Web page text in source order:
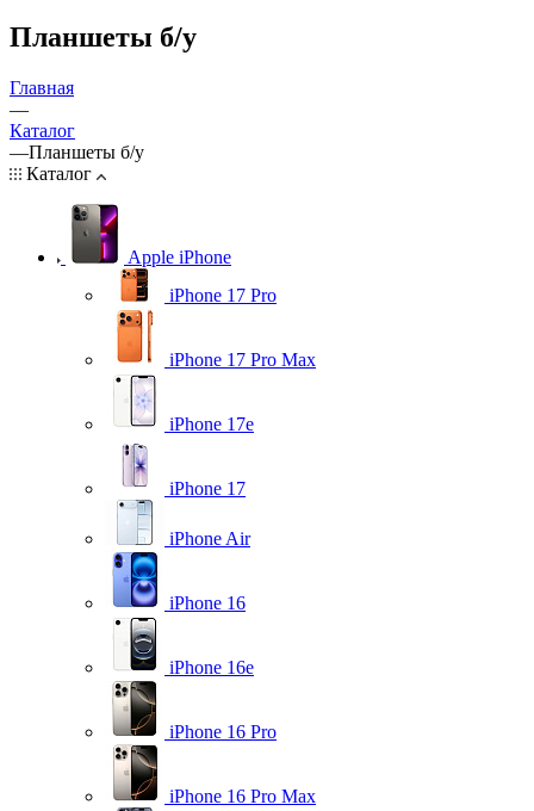
Планшеты б/у
Главная
—
Каталог
—Планшеты б/у
Каталог
Apple iPhone
iPhone 17 Pro
iPhone 17 Pro Max
iPhone 17e
iPhone 17
iPhone Air
iPhone 16
iPhone 16e
iPhone 16 Pro
iPhone 16 Pro Max